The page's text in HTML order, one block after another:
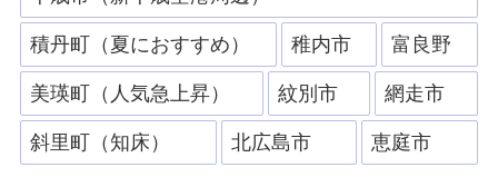
積丹町（夏におすすめ） 稚内市 富良野
美瑛町（人気急上昇） 紋別市 網走市
斜里町（知床） 北広島市 恵庭市